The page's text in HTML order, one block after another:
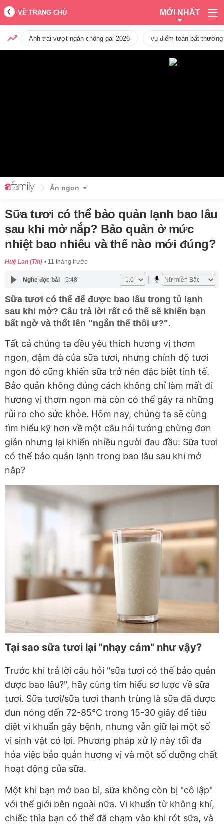
VỀ TRANG CHỦ MỚI NHẤT
Anh trai vượt ngàn chông gai 2026 vụ điểm toán bất
Ăn ngon
Sữa tươi có thể bảo quản lạnh bao lâu
sau khi mở nắp? Bảo quản ở mức
nhiệt bao nhiêu và thế nào mới đúng?
Huệ Lan (T/h) 11 tháng trước
Nghe đọc bài 5:48
Sữa tươi có thể để được bao lâu trong tủ lạnh
sau khi mở? Câu trả lời rất có thể sẽ khiến bạn
bất ngờ và thốt lên "ngắn thế thôi ư?".
Tất cả chúng ta đều yêu thích hương vị thơm
ngon, đậm đà của sữa tươi, nhưng chính độ tươi
ngon đó cũng khiến sữa trở nên đặc biệt tinh tế.
Bảo quản không đúng cách không chỉ làm mất đi
hương vị thơm ngon mà còn có thể gây ra những
rủi ro cho sức khỏe. Hôm nay, chúng ta sẽ cùng
tìm hiểu kỹ hơn về một câu hỏi tưởng chừng đơn
giản nhưng lại khiến nhiều người đau đầu: Sữa tươi
có thể bảo quản lạnh trong bao lâu sau khi mở
nắp?
Tại sao sữa tươi lại "nhạy cảm" như vậy?
Trước khi trả lời câu hỏi "sữa tươi có thể bảo quản
được bao lâu?", hãy cùng tìm hiểu sơ lược về sữa
tươi. Sữa tươi/sữa tươi thanh trùng là sữa đã được
đun nóng đến 72-85°C trong 15-30 giây để tiêu
diệt vi khuẩn gây bệnh, nhưng vẫn giữ lại một số
vi sinh vật có lợi. Phương pháp xử lý này tối đa
hóa việc bảo quản hương vị và một số dưỡng chất
hoạt động của sữa.
Một khi bạn mở bao bì, sữa không còn bị "cô lập"
với thế giới bên ngoài nữa. Vi khuẩn từ không khí,
chiếc thìa bạn có thể đã chạm vào khi rót sữa, và